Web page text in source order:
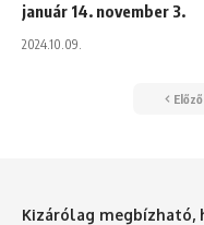
január 14. november 3.
2024.10.09.
Előző
Kizárólag